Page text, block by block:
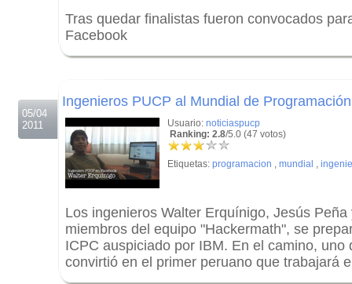
Tras quedar finalistas fueron convocados
Facebook
05/04
2011
Ingenieros PUCP al Mundial de Programación
Usuario: noticiaspucp
Ranking: 2.8/5.0 (47 votos)
Etiquetas: programacion , mundial ,
Los ingenieros Walter Erquínigo, Jesús
miembros del equipo "Hackermath", se
ICPC auspiciado por IBM. En el camino, uno
convirtió en el primer peruano que trabajará